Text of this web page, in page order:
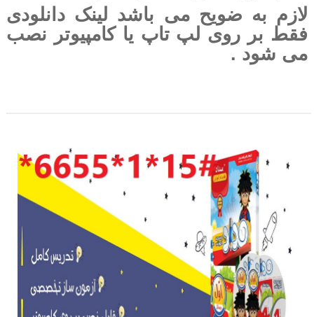
لازم به ضویح می باشد لینک دانلودی
فقط بر روی لپ تاپ یا کامپیوتر نصب
می شود .